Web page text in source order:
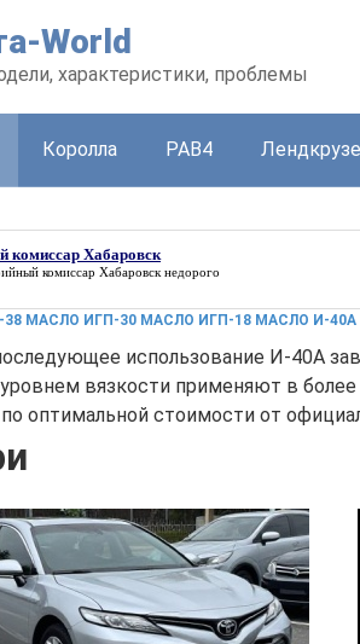
World
характеристики, проблемы
Королла РАВ4
комиссар Хабаровск
комиссар Хабаровск недорого
МАСЛО ИГП-30 МАСЛО ИГП-18 МАСЛО И-
использование И-40А
вязкости применяют в
оптимальной стоимости от